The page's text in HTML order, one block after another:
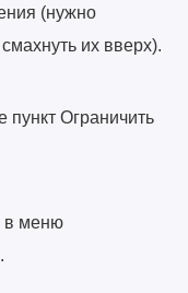
(нужно
их вверх).
пункт Ограничить
в меню